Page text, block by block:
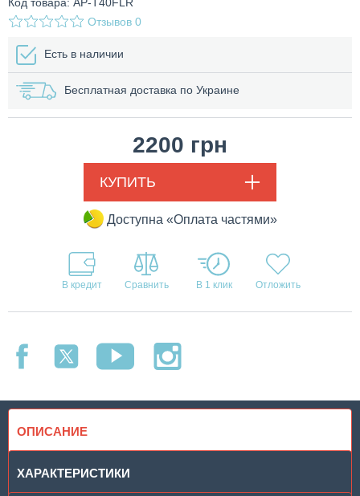
Отзывов 0
Есть в наличии
Бесплатная доставка по Украине
2200 грн
КУПИТЬ
Доступна «Оплата частями»
В кредит В 1 клик
ОПИСАНИЕ
ХАРАКТЕРИСТИКИ